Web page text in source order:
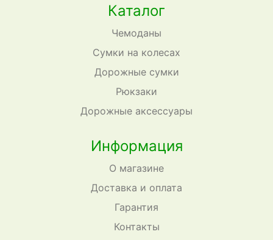
Каталог
Чемоданы
Сумки на колесах
Дорожные сумки
Рюкзаки
Дорожные аксессуары
Информация
О магазине
Доставка и оплата
Гарантия
Контакты